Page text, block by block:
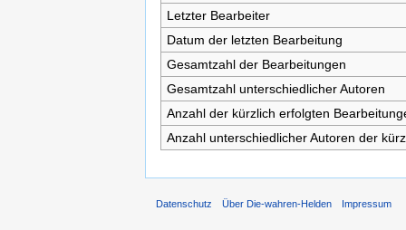
Letzter Bearbeiter
Datum der letzten Bearbeitung
Gesamtzahl der Bearbeitungen
Gesamtzahl unterschiedlicher Autoren
Anzahl der kürzlich erfolgten
Anzahl unterschiedlicher Autoren der
Datenschutz Über Die-wahren-Helden Impressum